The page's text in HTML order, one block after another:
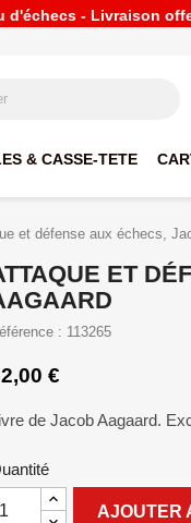
- Livraison
& CASSE-TETE
et défense aux échecs,
ET
: 113265
€
de Jacob Aagaard.
AJOUTER